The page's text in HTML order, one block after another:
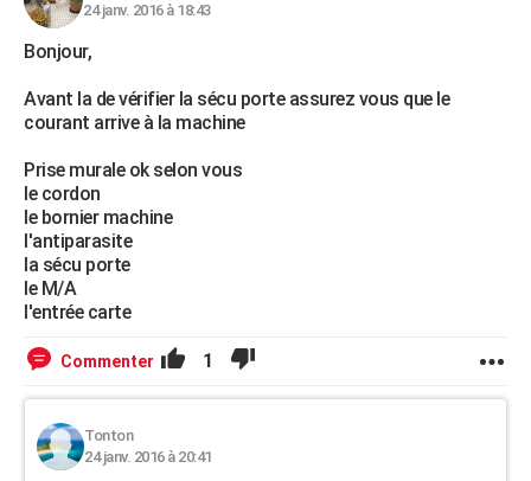
COPAINS D'AVANT
S'inscrire
Se connecter
Lycées
Collèges
Primaires
Universités
Entreprises
Service militaire
Avis de recherche
AVIS DE DÉCÈS
FORUM
24 janv. 2016 à 18:43
Bonjour,
Avant la de vérifier la sécu porte assurez vous que le
courant arrive à la machine
Prise murale ok selon vous
le cordon
le bornier machine
l'antiparasite
la sécu porte
le M/A
l'entrée carte
Commenter 1
Tonton
24 janv. 2016 à 20:41